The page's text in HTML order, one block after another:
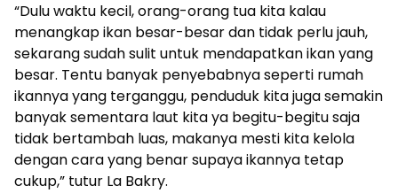
“Dulu waktu kecil, orang-orang tua kita kalau
menangkap ikan besar-besar dan tidak perlu jauh,
sekarang sudah sulit untuk mendapatkan ikan yang
besar. Tentu banyak penyebabnya seperti rumah
ikannya yang terganggu, penduduk kita juga semakin
banyak sementara laut kita ya begitu-begitu saja
tidak bertambah luas, makanya mesti kita kelola
dengan cara yang benar supaya ikannya tetap
cukup,” tutur La Bakry.